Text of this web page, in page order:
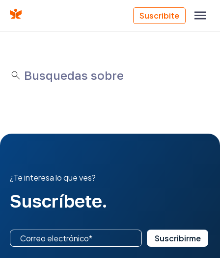
Suscribite
Busquedas sobre
¿Te interesa lo que ves?
Suscríbete.